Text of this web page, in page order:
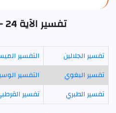
تفسير الآية 24 - سورة محمد
تفسير الجلالين التفسير
تفسير البغوي
التفسير
تفسير الطبري
تفسير